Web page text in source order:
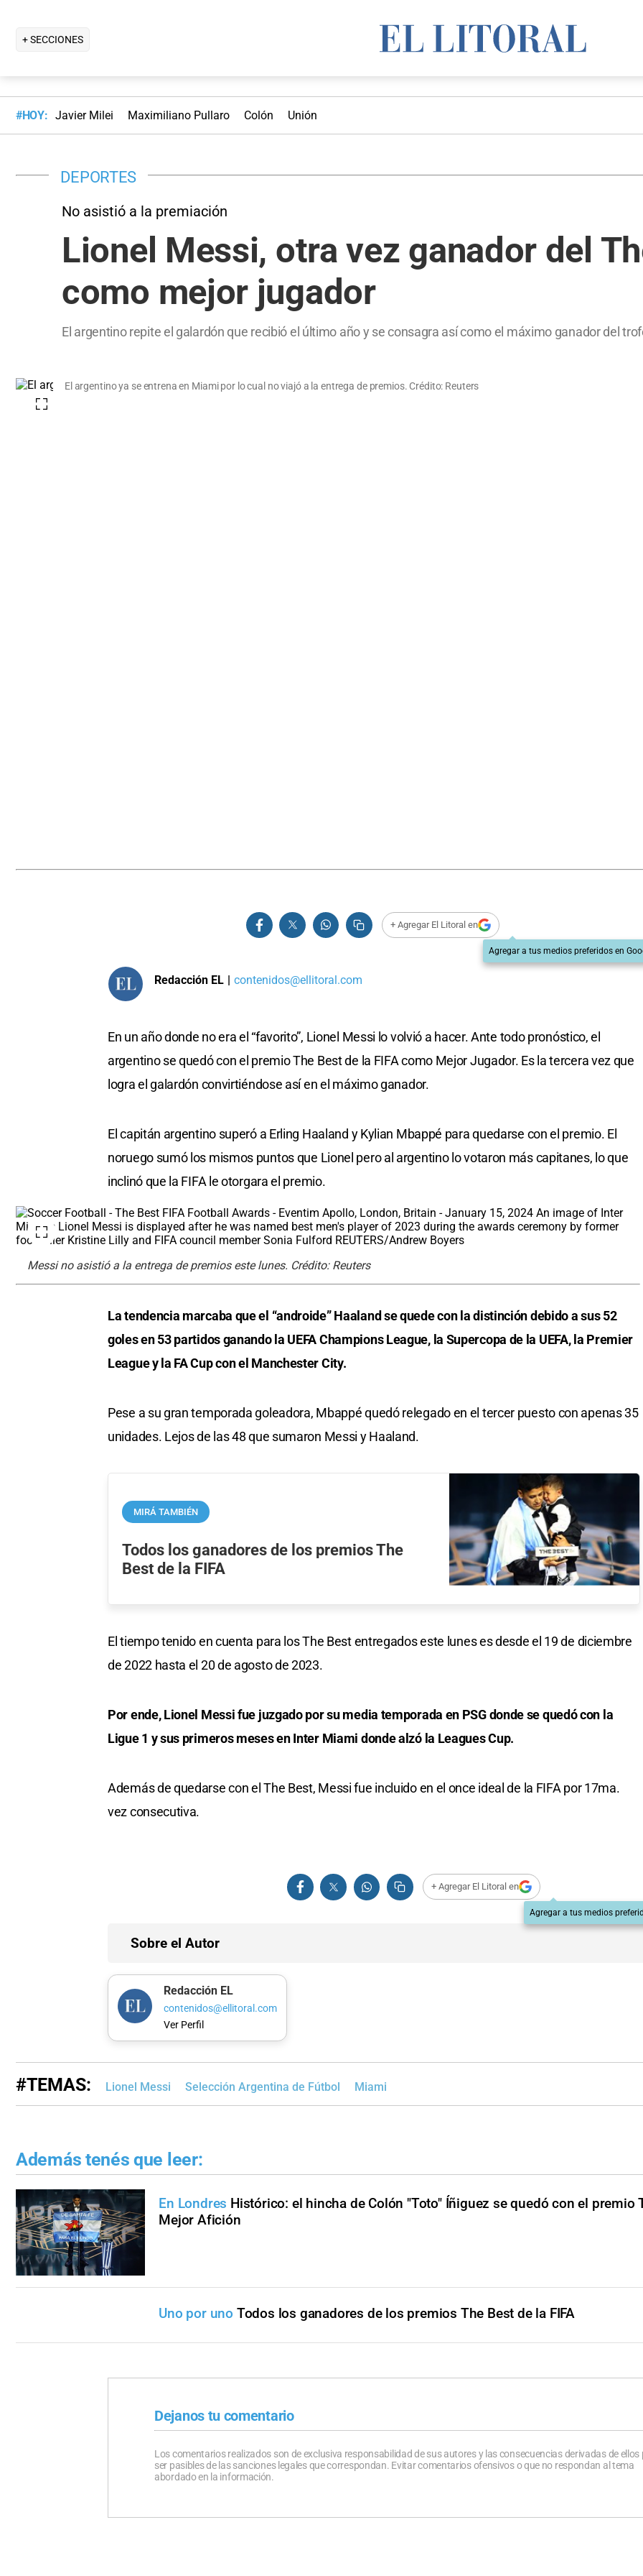
+ SECCIONES
#HOY: Javier Milei Maximiliano Pullaro Colón Unión
DEPORTES
No asistió a la premiación
Lionel Messi, otra vez ganador del
como mejor jugador
El argentino repite el galardón que recibió el último año y se consagra así como el máximo ganador del
El argentino ya se entrena en Miami por lo cual no viajó a la entrega de premios. Crédito: Reuters
+ Agregar El Litoral en
Agregar a tus medios preferidos en
Redacción EL | contenidos@ellitoral.com
En un año donde no era el “favorito”, Lionel Messi lo volvió a hacer. Ante todo pronóstico, el
argentino se quedó con el premio The Best de la FIFA como Mejor Jugador. Es la tercera vez que
logra el galardón convirtiéndose así en el máximo ganador.
El capitán argentino superó a Erling Haaland y Kylian Mbappé para quedarse con el premio. El
noruego sumó los mismos puntos que Lionel pero al argentino lo votaron más capitanes, lo que
inclinó que la FIFA le otorgara el premio.
Messi no asistió a la entrega de premios este lunes. Crédito: Reuters
La tendencia marcaba que el “androide” Haaland se quede con la distinción debido a sus 52
goles en 53 partidos ganando la UEFA Champions League, la Supercopa de la UEFA, la Premier
League y la FA Cup con el Manchester City.
Pese a su gran temporada goleadora, Mbappé quedó relegado en el tercer puesto con apenas 35
unidades. Lejos de las 48 que sumaron Messi y Haaland.
MIRÁ TAMBIÉN
Todos los ganadores de los premios The
Best de la FIFA
El tiempo tenido en cuenta para los The Best entregados este lunes es desde el 19 de diciembre
de 2022 hasta el 20 de agosto de 2023.
Por ende, Lionel Messi fue juzgado por su media temporada en PSG donde se quedó con la
Ligue 1 y sus primeros meses en Inter Miami donde alzó la Leagues Cup.
Además de quedarse con el The Best, Messi fue incluido en el once ideal de la FIFA por 17ma.
vez consecutiva.
+ Agregar El Litoral en
Agregar a tus medios
Sobre el Autor
Redacción EL
contenidos@ellitoral.com
Ver Perfil
#TEMAS: Lionel Messi Selección Argentina de Fútbol Miami
Además tenés que leer:
En Londres Histórico: el hincha de Colón "Toto" Íñiguez se quedó con el premio
Mejor Afición
Uno por uno Todos los ganadores de los premios The Best de la FIFA
Dejanos tu comentario
Los comentarios realizados son de exclusiva responsabilidad de sus autores y las consecuencias derivadas de ellos
ser pasibles de las sanciones legales que correspondan. Evitar comentarios ofensivos o que no respondan al tema
abordado en la información.